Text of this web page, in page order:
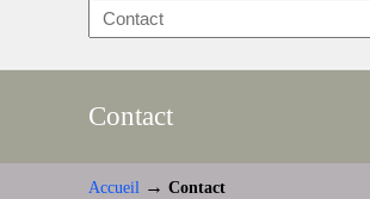
Contact
Accueil → Contact